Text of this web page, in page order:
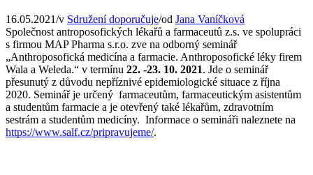
16.05.2021/v Sdružení doporučuje/od Jana Vaníčková
Společnost antroposofických lékařů a farmaceutů z.s. ve spolupráci
s firmou MAP Pharma s.r.o. zve na odborný seminář
„Anthroposofická medicína a farmacie. Anthroposofické léky firem
Wala a Weleda.“ v termínu 22. -23. 10. 2021. Jde o seminář
přesunutý z důvodu nepříznivé epidemiologické situace z října
2020. Seminář je určený farmaceutům, farmaceutickým asistentům
a studentům farmacie a je otevřený také lékařům, zdravotním
sestrám a studentům medicíny. Informace o semináři naleznete na
https://www.salf.cz/pripravujeme/.